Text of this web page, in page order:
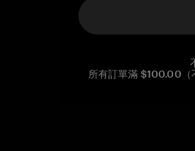
所有訂單滿 $100.00（